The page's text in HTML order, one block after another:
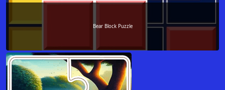
Bear Block Puzzle